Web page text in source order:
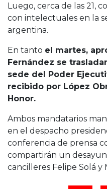
Luego, cerca de las 21,
con intelectuales en la
argentina.
En tanto el martes,
Fernández se
sede del Poder
recibido por López
Honor.
Ambos mandatarios
en el despacho
conferencia de prensa
compartirán un
cancilleres Felipe Solá y